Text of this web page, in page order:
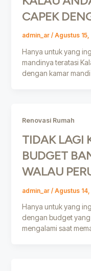
CAPEK
admin_ar / Agustus 15,
Hanya untuk yang
mandinya teratasi
dengan kamar
Renovasi Rumah
TIDAK LAGI
BUDGET
WALAU
admin_ar / Agustus 14,
Hanya untuk yang
dengan budget
mengalami saat